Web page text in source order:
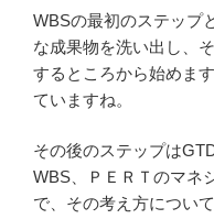
WBSの最初のステップ
な成果物を洗い出し、
するところから始めま
ていますね。
その後のステップは
WBS、ＰＥＲＴのマネ
で、その考え方につい